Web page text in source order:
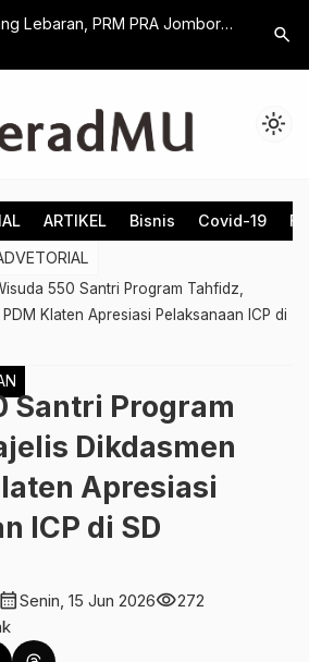
Lebaran, PRM PRA Jombor
Pengobatan Gratis
MIMsearch
light_mode
ARTIKEL Bisnis Covid-19
550 Santri Program Tahfidz,
Klaten Apresiasi Pelaksanaan ICP di
Santri Program
Dikdasmen
Apresiasi
ICP di SD
calendar_monthSenin, 15 Jun 2026visibility272